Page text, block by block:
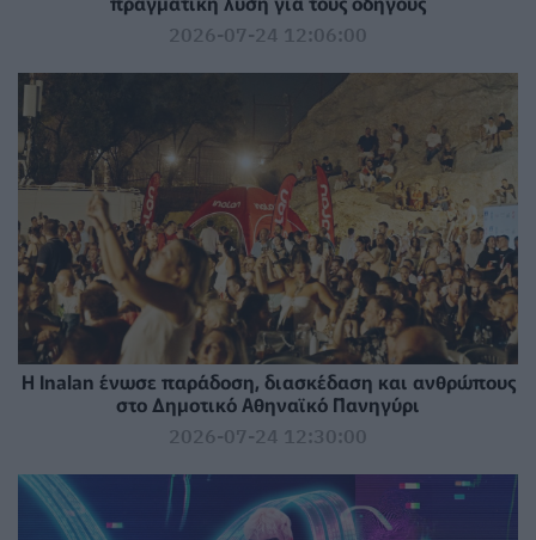
2026-07-24 12:06:00
Η Inalan ένωσε παράδοση, διασκέδαση και ανθρώπους
στο Δημοτικό Αθηναϊκό Πανηγύρι
2026-07-24 12:30:00